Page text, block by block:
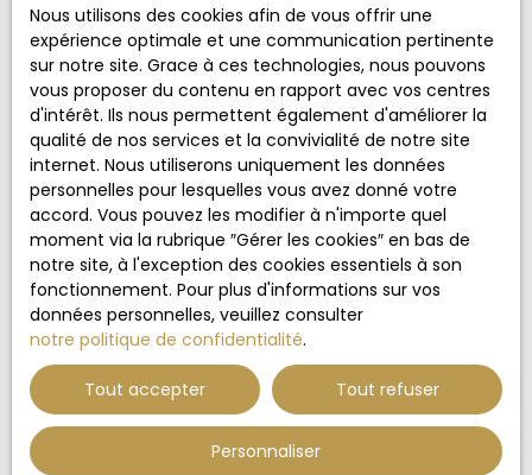
Pièces min
J'accepte le traitement de mes données
personnelles conformément au RGPD. Si vous ne
souhaitez pas faire l'objet de prospection
commerciale par voie téléphonique, vous pouvez
vous inscrire gratuitement sur la liste d'opposition
au démarchage téléphonique, prévu par l'article
L223-1 du code de la consommation, sur le site
Internet www.bloctel.gouv.fr ou par courrier
adressé à :
Société Worldline, Service Bloctel, CS 61311, 41013
BLOIS CEDEX.
Pour en savoir plus sur le traitement de vos
données personnelles, veuillez consulter notre
politique de confidentialité.
Nous utilisons des cookies afin de vous offrir une
expérience optimale et une communication pertinente
sur notre site. Grace à ces technologies, nous pouvons
vous proposer du contenu en rapport avec vos centres
d'intérêt. Ils nous permettent également d'améliorer la
qualité de nos services et la convivialité de notre site
internet. Nous utiliserons uniquement les données
personnelles pour lesquelles vous avez donné votre
accord. Vous pouvez les modifier à n'importe quel
moment via la rubrique ″Gérer les cookies″ en bas de
notre site, à l'exception des cookies essentiels à son
fonctionnement. Pour plus d'informations sur vos
données personnelles, veuillez consulter
notre politique de confidentialité.
Tout accepter Tout refuser
Personnaliser